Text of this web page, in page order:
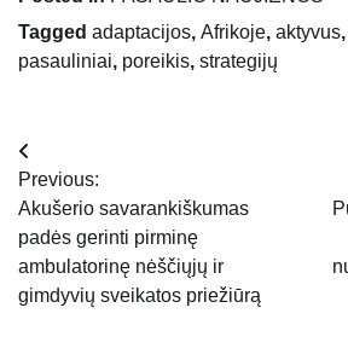
Tagged adaptacijos, Afrikoje, aktyvus,
pasauliniai, poreikis, strategijų
Navigacija
tarp
įrašų
Previous:
Akušerio savarankiškumas
padės gerinti pirminę
ambulatorinę nėščiųjų ir
gimdyvių sveikatos priežiūrą